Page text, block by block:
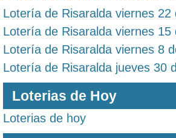
Lotería de Risaralda viernes 22
Lotería de Risaralda viernes 15
Lotería de Risaralda viernes 8
Lotería de Risaralda jueves 30
Loterias de Hoy
Loterias de hoy